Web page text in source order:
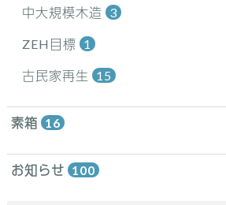
中大規模木造 3
ZEH目標 1
古民家再生 15
素箱 16
お知らせ 100